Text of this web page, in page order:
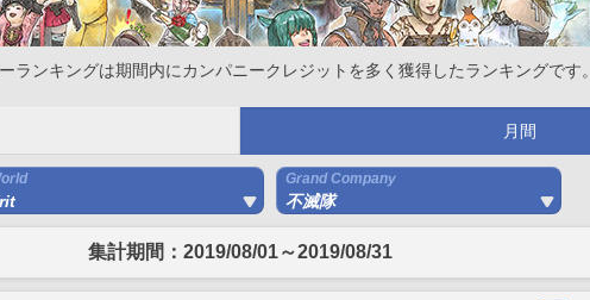
ランキングは期間内にカンパニークレジットを多く獲得したランキングです。
月間
Grand Company
不滅隊
集計期間：2019/08/01～2019/08/31